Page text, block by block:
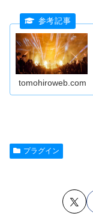
tomohiroweb.com
プラグイン